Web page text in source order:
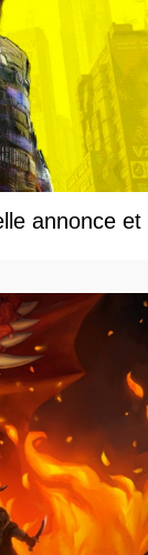
annonce et